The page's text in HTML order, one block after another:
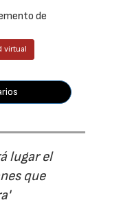
de
virtual
lugar el
que